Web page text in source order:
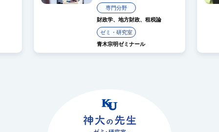
専門分野
財政学、地方財政、租税論
ゼミ・研究室
青木宗明ゼミナール